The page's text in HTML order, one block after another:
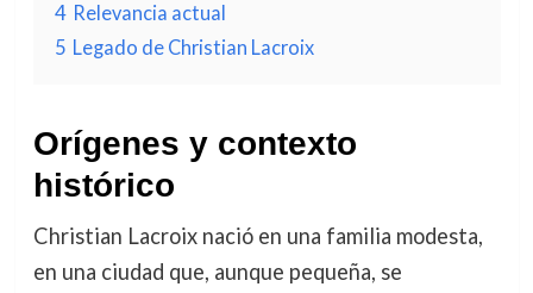
4 Relevancia actual
5 Legado de Christian Lacroix
Orígenes y contexto
histórico
Christian Lacroix nació en una familia modesta,
en una ciudad que, aunque pequeña, se